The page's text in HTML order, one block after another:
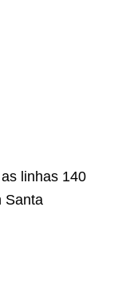
linhas 140
Santa